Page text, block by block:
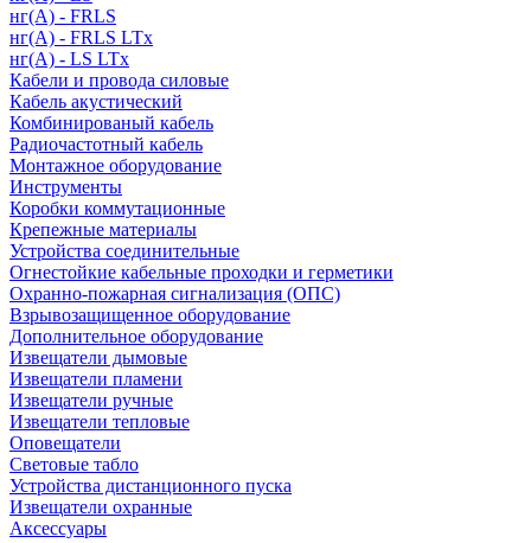
нг(А) - FRLS
нг(А) - FRLS LTx
нг(А) - LS LTx
Кабели и провода силовые
Кабель акустический
Комбинированый кабель
Радиочастотный кабель
Монтажное оборудование
Инструменты
Коробки коммутационные
Крепежные материалы
Устройства соединительные
Огнестойкие кабельные проходки и герметики
Охранно-пожарная сигнализация (ОПС)
Взрывозащищенное оборудование
Дополнительное оборудование
Извещатели дымовые
Извещатели пламени
Извещатели ручные
Извещатели тепловые
Оповещатели
Световые табло
Устройства дистанционного пуска
Извещатели охранные
Аксессуары